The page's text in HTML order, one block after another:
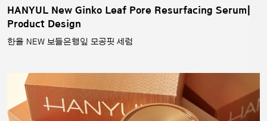
HANYUL New Ginko Leaf Pore Resurfacing Serum|
Product Design
한율 NEW 보들은행잎 모공핏 세럼